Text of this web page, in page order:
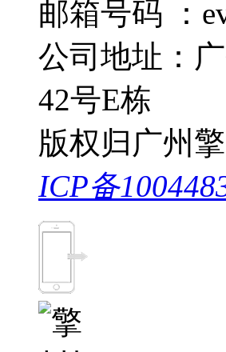
邮箱号码 ：
公司地址：
42号E栋
版权归广州
ICP备